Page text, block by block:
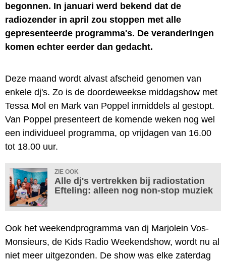
begonnen. In januari werd bekend dat de
radiozender in april zou stoppen met alle
gepresenteerde programma's. De veranderingen
komen echter eerder dan gedacht.
Deze maand wordt alvast afscheid genomen van
enkele dj's. Zo is de doordeweekse middagshow met
Tessa Mol en Mark van Poppel inmiddels al gestopt.
Van Poppel presenteert de komende weken nog wel
een individueel programma, op vrijdagen van 16.00
tot 18.00 uur.
ZIE OOK
Alle dj's vertrekken bij radiostation
Efteling: alleen nog non-stop muziek
Ook het weekendprogramma van dj Marjolein Vos-
Monsieurs, de Kids Radio Weekendshow, wordt nu al
niet meer uitgezonden. De show was elke zaterdag